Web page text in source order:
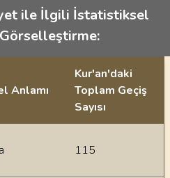
ile İlgili İstatistiksel
Anlamı
Kur'an'daki
Toplam Geçiş
Sayısı
115